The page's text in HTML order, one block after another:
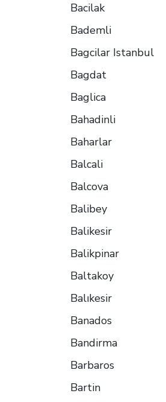
Bacilak
Bademli
Bagcilar Istanbul
Bagdat
Baglica
Bahadinli
Baharlar
Balcali
Balcova
Balibey
Balikesir
Balikpinar
Baltakoy
Balıkesir
Banados
Bandirma
Barbaros
Bartin